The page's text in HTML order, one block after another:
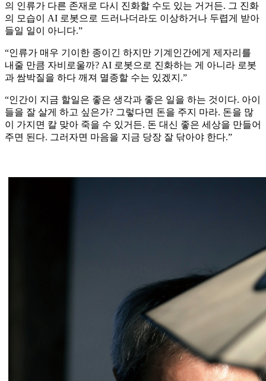
의 인류가 다른 존재로 다시 진화할 수도 있는 거거든. 그 진화
의 모습이 AI 로봇으로 드러나더라도 이상하거나 두렵게 받아
들일 일이 아니다.”
“인류가 매우 기이한 종이긴 하지만 기계인간에게 제자리를
내줄 만큼 자비로울까? AI 로봇으로 진화하는 게 아니라 로봇
과 쌈박질을 하다 깨져 멸종할 수는 있겠지.”
“인간이 지금 할일은 좋은 생각과 좋은 일을 하는 것이다. 아이
들을 잘 살게 하고 싶은가? 그렇다면 돈을 주지 마라. 돈을 많
이 가지면 칼 맞아 죽을 수 있거든. 돈 대신 좋은 세상을 만들어
주면 된다. 그러자면 마음을 지금 당장 잘 닦아야 한다.”